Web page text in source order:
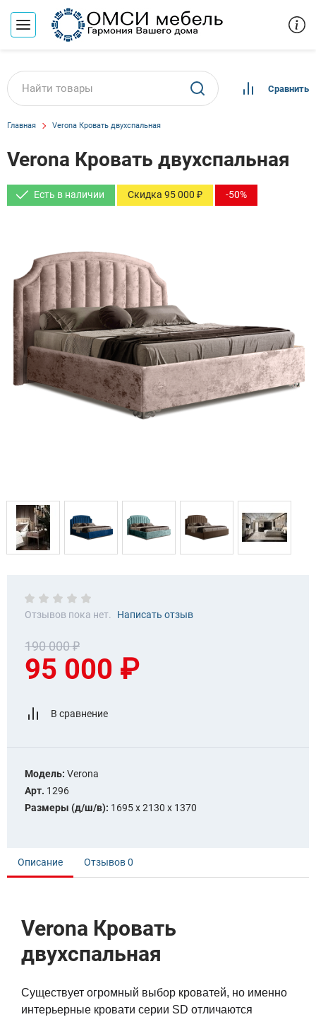
Сравнить
Главная Verona Кровать двухспальная
Verona Кровать двухспальная
Есть в наличии Скидка 95 000 ₽ -50%
Отзывов пока нет. Написать отзыв
190 000 ₽
95 000 ₽
В сравнение
Модель: Verona
Арт. 1296
Размеры (д/ш/в): 1695 х 2130 x 1370
Описание Отзывов0
Verona Кровать
двухспальная
Существует огромный выбор кроватей, но именно
интерьерные кровати серии SD отличаются